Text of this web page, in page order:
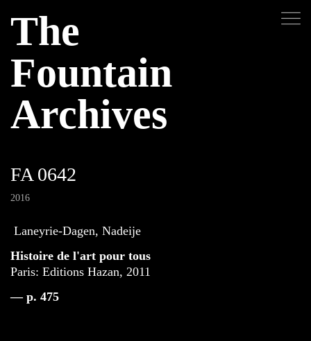
The
Fountain
Archives
FA 0642
2016
Laneyrie-Dagen, Nadeije
Histoire de l'art pour tous
Paris: Editions Hazan, 2011
— p. 475